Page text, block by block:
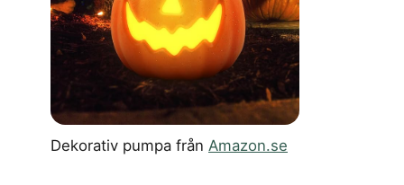
Dekorativ pumpa från Amazon.se